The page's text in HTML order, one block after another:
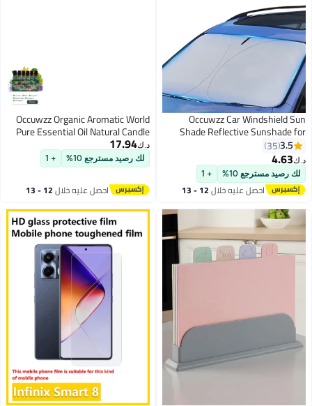
Occuwzz Car Windshield Sun
Shade Reflective Sunshade for
Design Fits Small Sedans
Hatchbacks
3.5
35
د.ك‏4.63
لك رصيد مسترجع 10% + 1
احصل عليه خلال 12 - 13
Occuwzz Organic Aromatic World
Pure Essential Oil Natural Candle
Making Scent Aromatherapy
Diffuser for Relaxation 6pc
Diffuser Oil Eucalyptus Peppermint
Tea Tree Lavender Lemongrass
Orange 10mL
د.ك‏17.94
لك رصيد مسترجع 10% + 1
احصل عليه خلال 12 - 13